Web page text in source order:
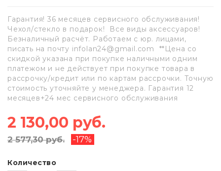
Гарантия! 36 месяцев сервисного обслуживания!
Чехол/стекло в подарок! Все виды аксессуаров!
Безналичный расчёт. Работаем с юр. лицами,
писать на почту infolan24@gmail.com **Цена со
скидкой указана при покупке наличными одним
платежом и не действует при покупке товара в
рассрочку/кредит или по картам рассрочки. Точную
стоимость уточняйте у менеджера. Гарантия 12
месяцев+24 мес сервисного обслуживания
2 130,00 руб.
2 577,30 руб. -17%
Количество